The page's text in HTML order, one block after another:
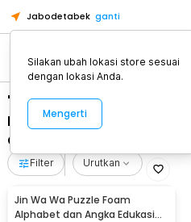
Jabodetabek ganti
"WA 0859 3970 0884
Pasang Kusen
Gemolong Sragen"
Filter Urutkan
Jin Wa Wa Puzzle Foam
Alphabet dan Angka Edukasi
Silakan ubah lokasi store sesuai
dengan lokasi Anda.
Mengerti